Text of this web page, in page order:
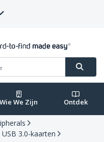
Wie We Zijn Ontdek
USB 3.0-kaarten